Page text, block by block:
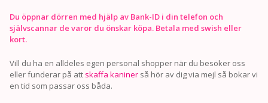
Du öppnar dörren med hjälp av Bank-ID i din telefon och
självscannar de varor du önskar köpa. Betala med swish eller
kort.
Vill du ha en alldeles egen personal shopper när du besöker oss
eller funderar på att skaffa kaniner så hör av dig via mejl så bokar vi
en tid som passar oss båda.